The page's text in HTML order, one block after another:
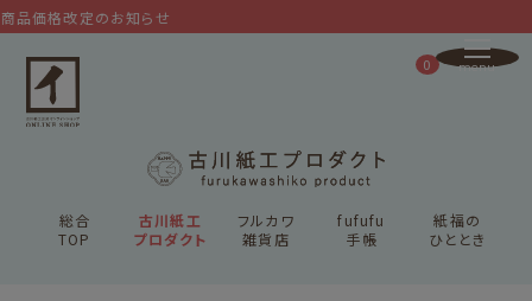
総合
TOP
古川紙工
プロダクト
フルカワ
雑貨店
fufufu
手帳
紙福の
ひととき
0